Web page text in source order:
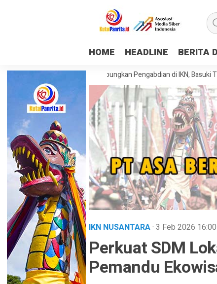
HOME HEADLINE BERITA
KKN Tematik Rampungkan Pengabdian di IKN, Basuki Tekankan
IKN NUSANTARA· 3 Feb 2026 16:00
Perkuat SDM
Pemandu